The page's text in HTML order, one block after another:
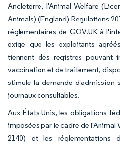
Angleterre, l'Animal Welfare
Animals) (England) Regulations
réglementaires de GOV.UK à
exige que les exploitants
tiennent des registres pouvant
vaccination et de traitement,
stimule la demande d'admission
journaux consultables.
Aux États-Unis, les obligations
imposées par le cadre de l'Animal
2140) et les réglementations